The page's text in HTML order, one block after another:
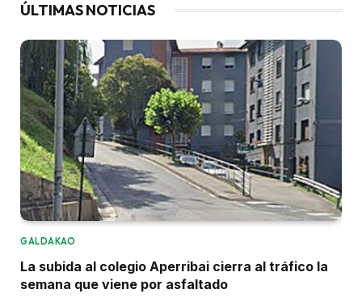
ÚLTIMAS NOTICIAS
GALDAKAO
La subida al colegio Aperribai cierra al tráfico la
semana que viene por asfaltado